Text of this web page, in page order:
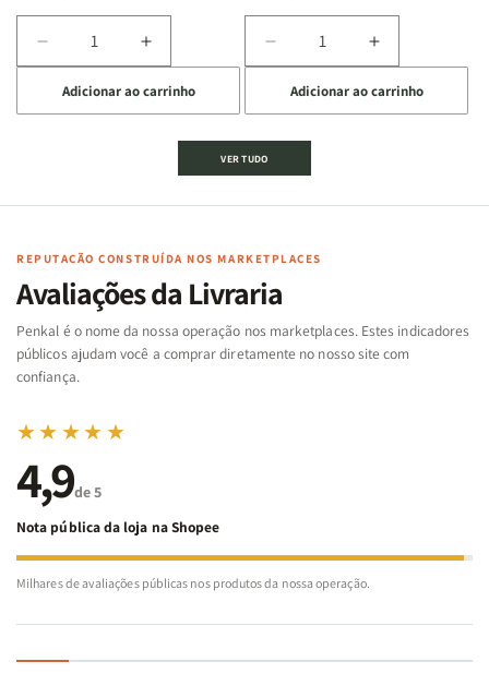
Diminuir
a
quantidade
de
Cartas
Famílias
Bíblia
-
Penkal
Aumentar
a
quantidade
de
Jogo
Cartas
Famílias
da
Bíblia
-
Penkal
Adicionar ao carrinho
Diminuir
a
quantidade
de
Jogo
|
de
Aumentar
a
quantidade
de
|
Adicionar ao carrinho
VER TUDO
REPUTAÇÃO CONSTRUÍDA NOS MARKETPLACES
Avaliações da Livraria
Penkal é o nome da nossa operação nos marketplaces. Estes indicadores
públicos ajudam você a comprar diretamente no nosso site com
confiança.
★★★★★
4,9de 5
Nota pública da loja na Shopee
Milhares de avaliações públicas nos produtos da nossa operação.